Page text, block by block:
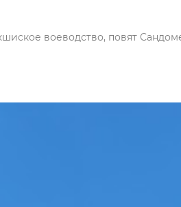
воеводство, повят